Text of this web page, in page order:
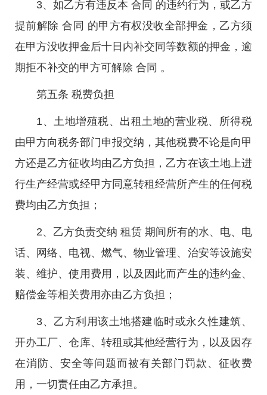
3、如乙方有违反本 合同 的违约行为，或乙方
提前解除 合同 的甲方有权没收全部押金，乙方须
在甲方没收押金后十日内补交同等数额的押金，逾
期拒不补交的甲方可解除 合同 。
第五条 税费负担
1、土地增殖税、出租土地的营业税、所得税
由甲方向税务部门申报交纳，其他税费不论是向甲
方还是乙方征收均由乙方负担，乙方在该土地上进
行生产经营或经甲方同意转租经营所产生的任何税
费均由乙方负担；
2、乙方负责交纳 租赁 期间所有的水、电、电
话、网络、电视、燃气、物业管理、治安等设施安
装、维护、使用费用，以及因此而产生的违约金、
赔偿金等相关费用亦由乙方负担；
3、乙方利用该土地搭建临时或永久性建筑、
开办工厂、仓库、转租或其他经营行为，以及因存
在消防、安全等问题而被有关部门罚款、征收费
用，一切责任由乙方承担。